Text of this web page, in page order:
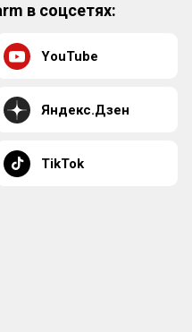
в соцсетях:
YouTube
Яндекс.Дзен
TikTok